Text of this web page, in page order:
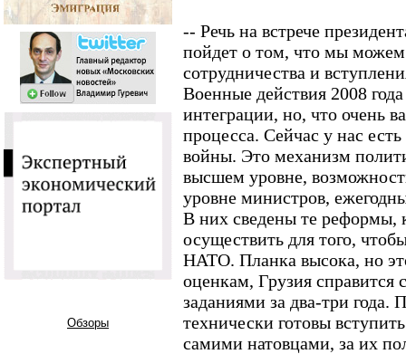
Обзоры
-- Речь на встрече
пойдет о том, что мы можем
сотрудничества и
Военные действия 2008
интеграции, но, что очень
процесса. Сейчас у нас
войны. Это механизм
высшем уровне,
уровне министров,
В них сведены те
осуществить для того,
НАТО. Планка высока, но
оценкам, Грузия
заданиями за два-три года.
технически готовы
самими натовцами, за их